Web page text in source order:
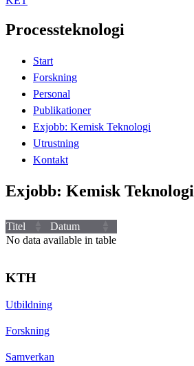
Processteknologi
Start
Forskning
Personal
Publikationer
Exjobb: Kemisk Teknologi
Utrustning
Kontakt
Exjobb: Kemisk Teknologi
Titel
Datum
No data available in table
KTH
Utbildning
Forskning
Samverkan